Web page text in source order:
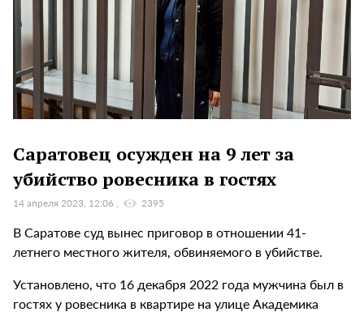
Саратовец осужден на 9 лет за
убийство ровесника в гостях
14 апреля 2023, 12:06 2395
В Саратове суд вынес приговор в отношении 41-
летнего местного жителя, обвиняемого в убийстве.
Установлено, что 16 декабря 2022 года мужчина был в
гостях у ровесника в квартире на улице Академика